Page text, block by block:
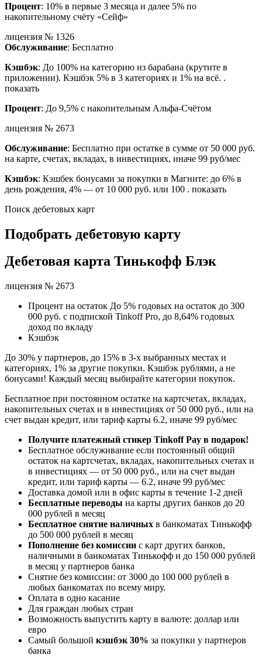
Процент: 10% в первые 3 месяца и далее 5% по
накопительному счёту «Сейф»
лицензия № 1326
Обслуживание: Бесплатно
Кэшбэк: До 100% на категорию из барабана (крутите в
приложении). Кэшбэк 5% в 3 категориях и 1% на всё. .
показать
Процент: До 9,5% с накопительным Альфа-Счётом
лицензия № 2673
Обслуживание: Бесплатно при остатке в сумме от 50 000 руб.
на карте, счетах, вкладах, в инвестициях, иначе 99 руб/мес
Кэшбэк: Кэшбек бонусами за покупки в Магните: до 6% в
день рождения, 4% — от 10 000 руб. или 100 . показать
Поиск дебетовых карт
Подобрать дебетовую карту
Дебетовая карта Тинькофф Блэк
лицензия № 2673
Процент на остаток До 5% годовых на остаток до 300
000 руб. с подпиской Tinkoff Pro, до 8,64% годовых
доход по вкладу
Кэшбэк
До 30% у партнеров, до 15% в 3-х выбранных местах и
категориях, 1% за другие покупки. Кэшбэк рублями, а не
бонусами! Каждый месяц выбирайте категории покупок.
Бесплатное при постоянном остатке на картсчетах, вкладах,
накопительных счетах и в инвестициях от 50 000 руб., или на
счет выдан кредит, или тариф карты 6.2, иначе 99 руб/мес
Получите платежный стикер Tinkoff Pay в подарок!
Бесплатное обслуживание если постоянный общий
остаток на картсчетах, вкладах, накопительных счетах и
в инвестициях — от 50 000 руб., или на счет выдан
кредит, или тариф карты — 6.2, иначе 99 руб/мес
Доставка домой или в офис карты в течение 1-2 дней
Бесплатные переводы на карты других банков до 20
000 рублей в месяц
Бесплатное снятие наличных в банкоматах Тинькофф
до 500 000 рублей в месяц
Пополнение без комиссии с карт других банков,
наличными в банкоматах Тинькофф и до 150 000 рублей
в месяц у партнеров банка
Снятие без комиссии: от 3000 до 100 000 рублей в
любых банкоматах по всему миру.
Оплата в одно касание
Для граждан любых стран
Возможность выпустить карту в валюте: доллар или
евро
Самый большой кэшбэк 30% за покупки у партнеров
банка